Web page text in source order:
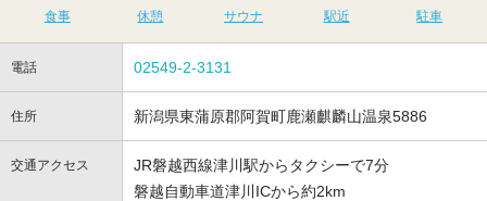
食事 休憩 サウナ 駅近 駐車
電話 02549-2-3131
住所 新潟県東蒲原郡阿賀町鹿瀬麒麟山温泉5886
交通アクセス
JR磐越西線津川駅からタクシーで7分
磐越自動車道津川ICから約2km